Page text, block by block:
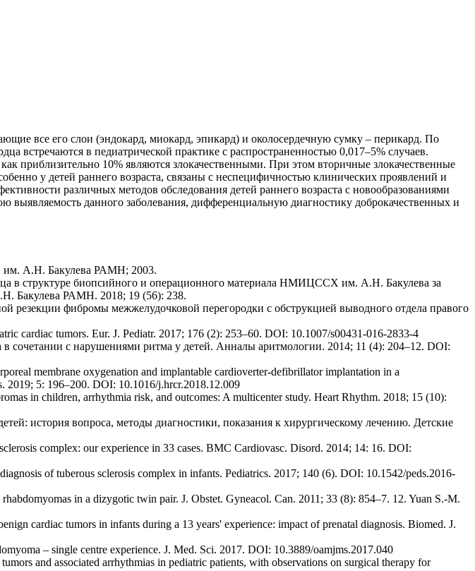
все его слои (эндокард, миокард, эпикард) и околосердечную сумку – перикард. По
встречаются в педиатрической практике с распространенностью 0,017–5% случаев.
приблизительно 10% являются злокачественными. При этом вторичные злокачественные
у детей раннего возраста, связаны с неспецифичностью клинических проявлений и
различных методов обследования детей раннего возраста с новообразованиями
данного заболевания, дифференциальную диагностику доброкачественных и
А.Н. Бакулева РАМН; 2003.
в структуре биопсийного и операционного материала НМИЦССХ им. А.Н. Бакулева за
Бакулева РАМН. 2018; 19 (56): 238.
фибромы межжелудочковой перегородки с обструкцией выводного отдела правого
cardiac tumors. Eur. J. Pediatr. 2017; 176 (2): 253–60. DOI: 10.1007/s00431-016-2833-4
с нарушениями ритма у детей. Анналы аритмологии. 2014; 11 (4): 204–12. DOI:
membrane oxygenation and implantable cardioverter-defibrillator implantation in a
2019; 5: 196–200. DOI: 10.1016/j.hrcr.2018.12.009
in children, arrhythmia risk, and outcomes: A multicenter study. Heart Rhythm. 2018; 15 (10):
история вопроса, методы диагностики, показания к хирургическому лечению. Детские
complex: our experience in 33 cases. BMC Cardiovasc. Disord. 2014; 14: 16. DOI:
of tuberous sclerosis complex in infants. Pediatrics. 2017; 140 (6). DOI: 10.1542/peds.2016-
in a dizygotic twin pair. J. Obstet. Gyneacol. Can. 2011; 33 (8): 854–7. 12. Yuan S.-M.
cardiac tumors in infants during a 13 years' experience: impact of prenatal diagnosis. Biomed. J.
– single centre experience. J. Med. Sci. 2017. DOI: 10.3889/oamjms.2017.040
and associated arrhythmias in pediatric patients, with observations on surgical therapy for